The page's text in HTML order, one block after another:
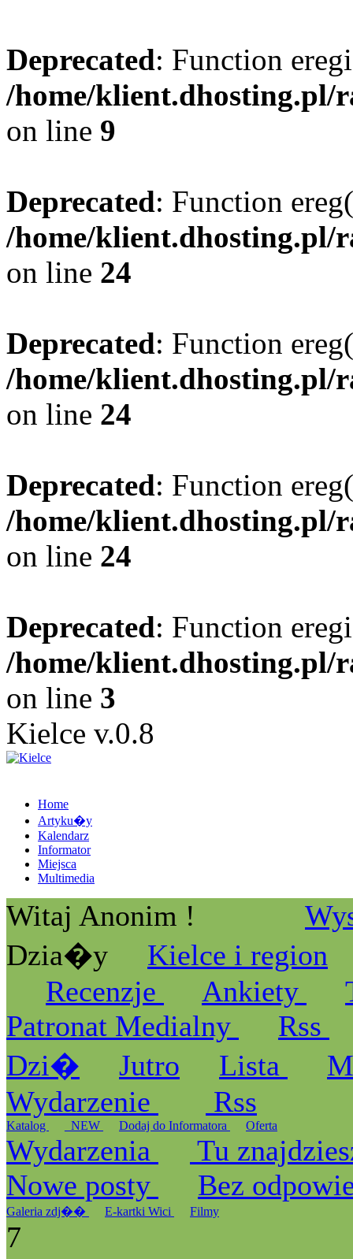
Deprecated: Function
/home/klient.dhosting.pl/
on line 9
Deprecated: Function
/home/klient.dhosting.pl/
on line 24
Deprecated: Function
/home/klient.dhosting.pl/
on line 24
Deprecated: Function
/home/klient.dhosting.pl/
on line 24
Deprecated: Function
/home/klient.dhosting.pl/
on line 3
Kielce v.0.8
Home
Artyku�y
Kalendarz
Informator
Miejsca
Multimedia
Witaj Anonim !
Dzia�y
Kielce i region
Recenzje
Ankiety
Patronat Medialny
Rss
Dzi�
Jutro Lista
Wydarzenie
Rss
Katalog _NEW Dodaj do Informatora Oferta
Wydarzenia
Tu
Nowe posty
Bez
Galeria zdj�� E-kartki Wici Filmy
7